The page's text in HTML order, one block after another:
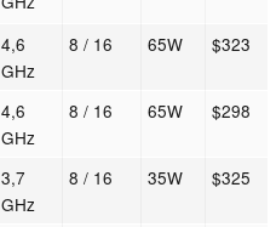
4,6
GHz
8 / 16 65W $323
4,6
GHz
8 / 16 65W $298
3,7
GHz
8 / 16 35W $325